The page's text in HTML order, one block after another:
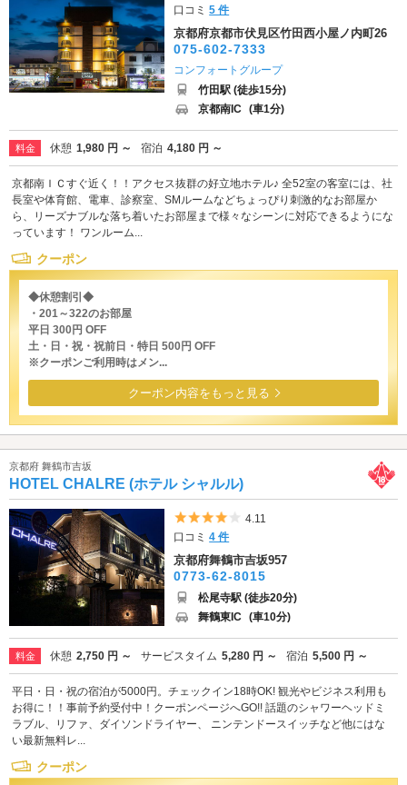
口コミ5 件
京都府京都市伏見区竹田西小屋ノ内町26
075-602-7333
コンフォートグループ
竹田駅 (徒歩15分)
京都南IC (車1分)
料金 休憩 1,980 円 ～ 宿泊 4,180 円 ～
京都南ＩＣすぐ近く！！アクセス抜群の好立地ホテル♪ 全52室の客室には、社
長室や体育館、電車、診察室、SMルームなどちょっぴり刺激的なお部屋か
ら、リーズナブルな落ち着いたお部屋まで様々なシーンに対応できるようにな
っています！ ワンルーム...
クーポン
◆休憩割引◆
・201～322のお部屋
平日 300円 OFF
土・日・祝・祝前日・特日 500円 OFF
※クーポンご利用時はメン...
クーポン内容をもっと見る
京都府 舞鶴市吉坂
HOTEL CHALRE (ホテル シャルル)
5つ星のうち4
4.11
口コミ4 件
京都府舞鶴市吉坂957
0773-62-8015
松尾寺駅 (徒歩20分)
舞鶴東IC (車10分)
料金 休憩 2,750 円 ～ サービスタイム 5,280 円 ～ 宿泊 5,500 円 ～
平日・日・祝の宿泊が5000円。チェックイン18時OK! 観光やビジネス利用も
お得に！！事前予約受付中！クーポンページへGO!! 話題のシャワーヘッドミ
ラブル、リファ、ダイソンドライヤー、 ニンテンドースイッチなど他にはな
い最新無料レ...
クーポン